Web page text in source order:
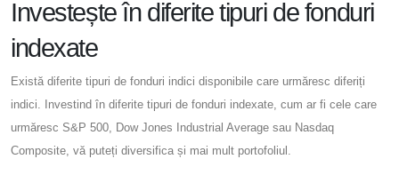
Investește în diferite tipuri de fonduri
indexate
Există diferite tipuri de fonduri indici disponibile care urmăresc diferiți
indici. Investind în diferite tipuri de fonduri indexate, cum ar fi cele care
urmăresc S&P 500, Dow Jones Industrial Average sau Nasdaq
Composite, vă puteți diversifica și mai mult portofoliul.